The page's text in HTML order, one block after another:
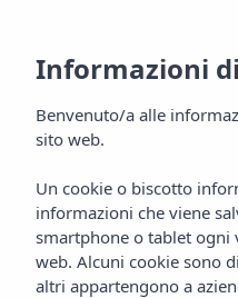
Aparthotel
Informazioni
Benvenuto/a alle
sito web.
Un cookie o biscotto
informazioni che viene
smartphone o tablet
web. Alcuni cookie sono
altri appartengono a